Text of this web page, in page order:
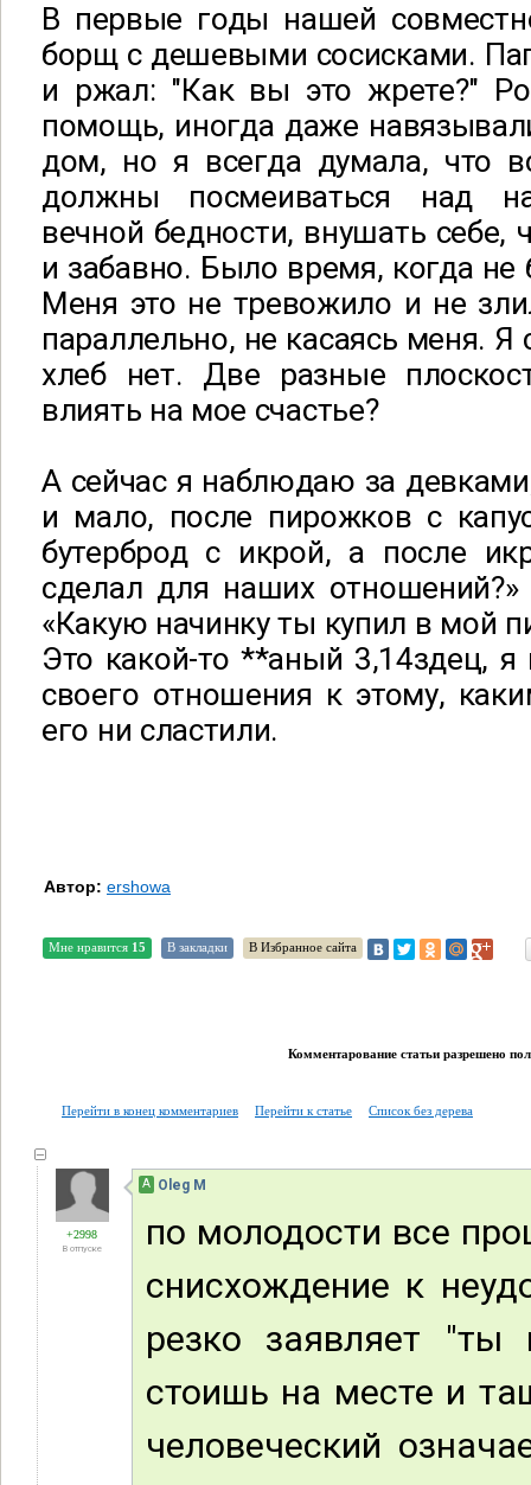
В первые годы нашей
борщ с дешевыми сосисками.
и ржал: "Как вы это жрете?"
помощь, иногда даже
дом, но я всегда думала, что
должны посмеиваться над
вечной бедности, внушать себе,
и забавно. Было время, когда не
Меня это не тревожило и не
параллельно, не касаясь меня. Я
хлеб нет. Две разные
влиять на мое счастье?
А сейчас я наблюдаю за
и мало, после пирожков с
бутерброд с икрой, а после
сделал для наших
«Какую начинку ты купил в мой
Это какой-то **аный 3,14здец,
своего отношения к этому,
его ни сластили.
Автор: ershowa
Мне нравится 15 В закладки В Избранное сайта
Комментарование статьи разрешено
Перейти в конец комментариев Перейти к статье Список без дерева
+2998
В отпуске
А Oleg M
по молодости все
снисхождение к
резко заявляет
стоишь на месте и
человеческий